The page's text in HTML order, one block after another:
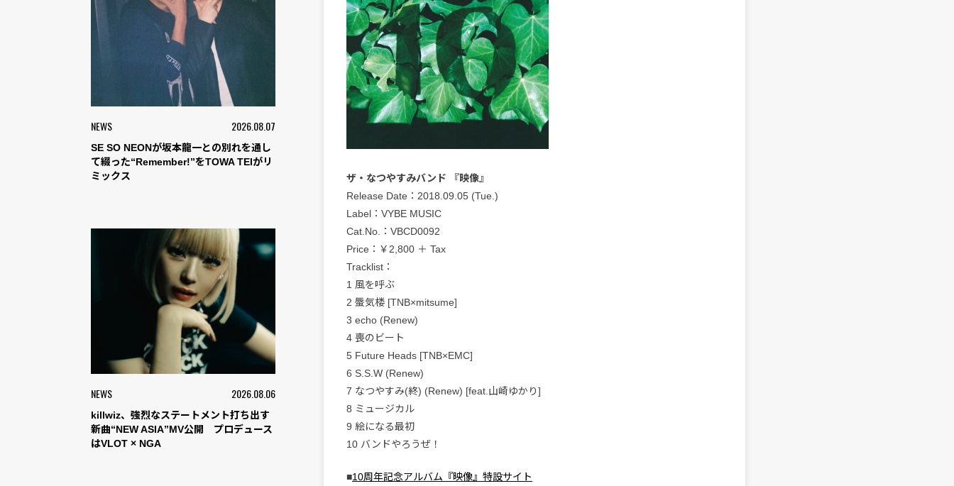
NEWS 2026.08.07
SE SO NEONが坂本龍一との別れを通し
て綴った“Remember!”をTOWA TEIがリ
ミックス
NEWS 2026.08.06
killwiz、強烈なステートメント打ち出す
新曲“NEW ASIA”MV公開 プロデュース
はVLOT × NGA
ザ・なつやすみバンド 『映像』
Release Date：2018.09.05 (Tue.)
Label：VYBE MUSIC
Cat.No.：VBCD0092
Price：￥2,800 ＋ Tax
Tracklist：
1 風を呼ぶ
2 蜃気楼 [TNB×mitsume]
3 echo (Renew)
4 喪のビート
5 Future Heads [TNB×EMC]
6 S.S.W (Renew)
7 なつやすみ(終) (Renew) [feat.山崎ゆかり]
8 ミュージカル
9 絵になる最初
10 バンドやろうぜ！
■10周年記念アルバム『映像』特設サイト